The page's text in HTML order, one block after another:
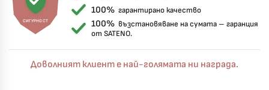
СИГУРНОСТ
100% гарантирано качество
100% възстановяване на сумата – гаранция
от SATENO.
Доволният клиент е най-голямата ни награда.